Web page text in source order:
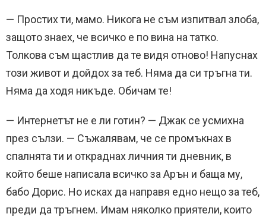
— Простих ти, мамо. Никога не съм изпитвал злоба,
защото знаех, че всичко е по вина на татко.
Толкова съм щастлив да те видя отново! Напуснах
този живот и дойдох за теб. Няма да си тръгна ти.
Няма да ходя никъде. Обичам те!
— Интернетът не е ли готин? — Джак се усмихна
през сълзи. — Съжалявам, че се промъкнах в
спалнята ти и откраднах личния ти дневник, в
който беше написала всичко за Арън и баща му,
бабо Дорис. Но исках да направя едно нещо за теб,
преди да тръгнем. Имам няколко приятели, които